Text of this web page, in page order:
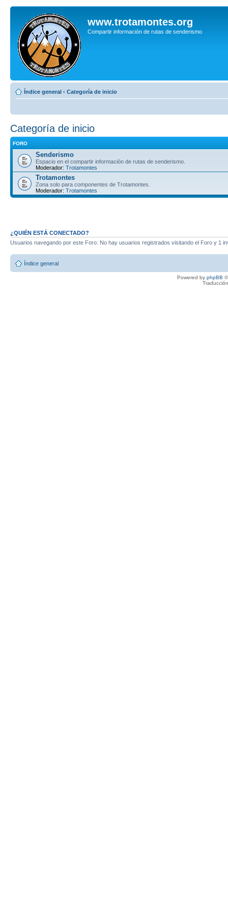
www.trotamontes.org
Compartir información de rutas de senderismo
Índice general ‹ Categoría de inicio
Categoría de inicio
FORO
Senderismo
Espacio en el compartir información de rutas de senderismo.
Moderador: Trotamontes
Trotamontes
Zona solo para componentes de Trotamontes.
Moderador: Trotamontes
¿QUIÉN ESTÁ CONECTADO?
Usuarios navegando por este Foro: No hay usuarios registrados visitando el Foro y 1
Índice general
Powered by phpBB